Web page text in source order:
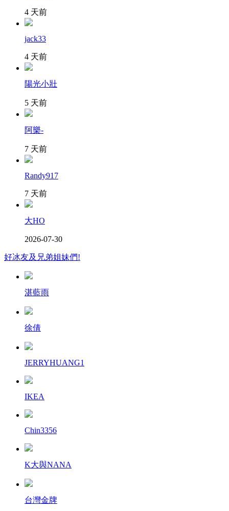
4 天前
jack33
4 天前
陽光小壯
5 天前
阿樂-
7 天前
Randy917
7 天前
大HO
2026-07-30
好冰友及兄弟姐妹們!
湛藍雨
徐倩
JERRYHUANG1
IKEA
Chin3356
K大與NANA
台灣金牌